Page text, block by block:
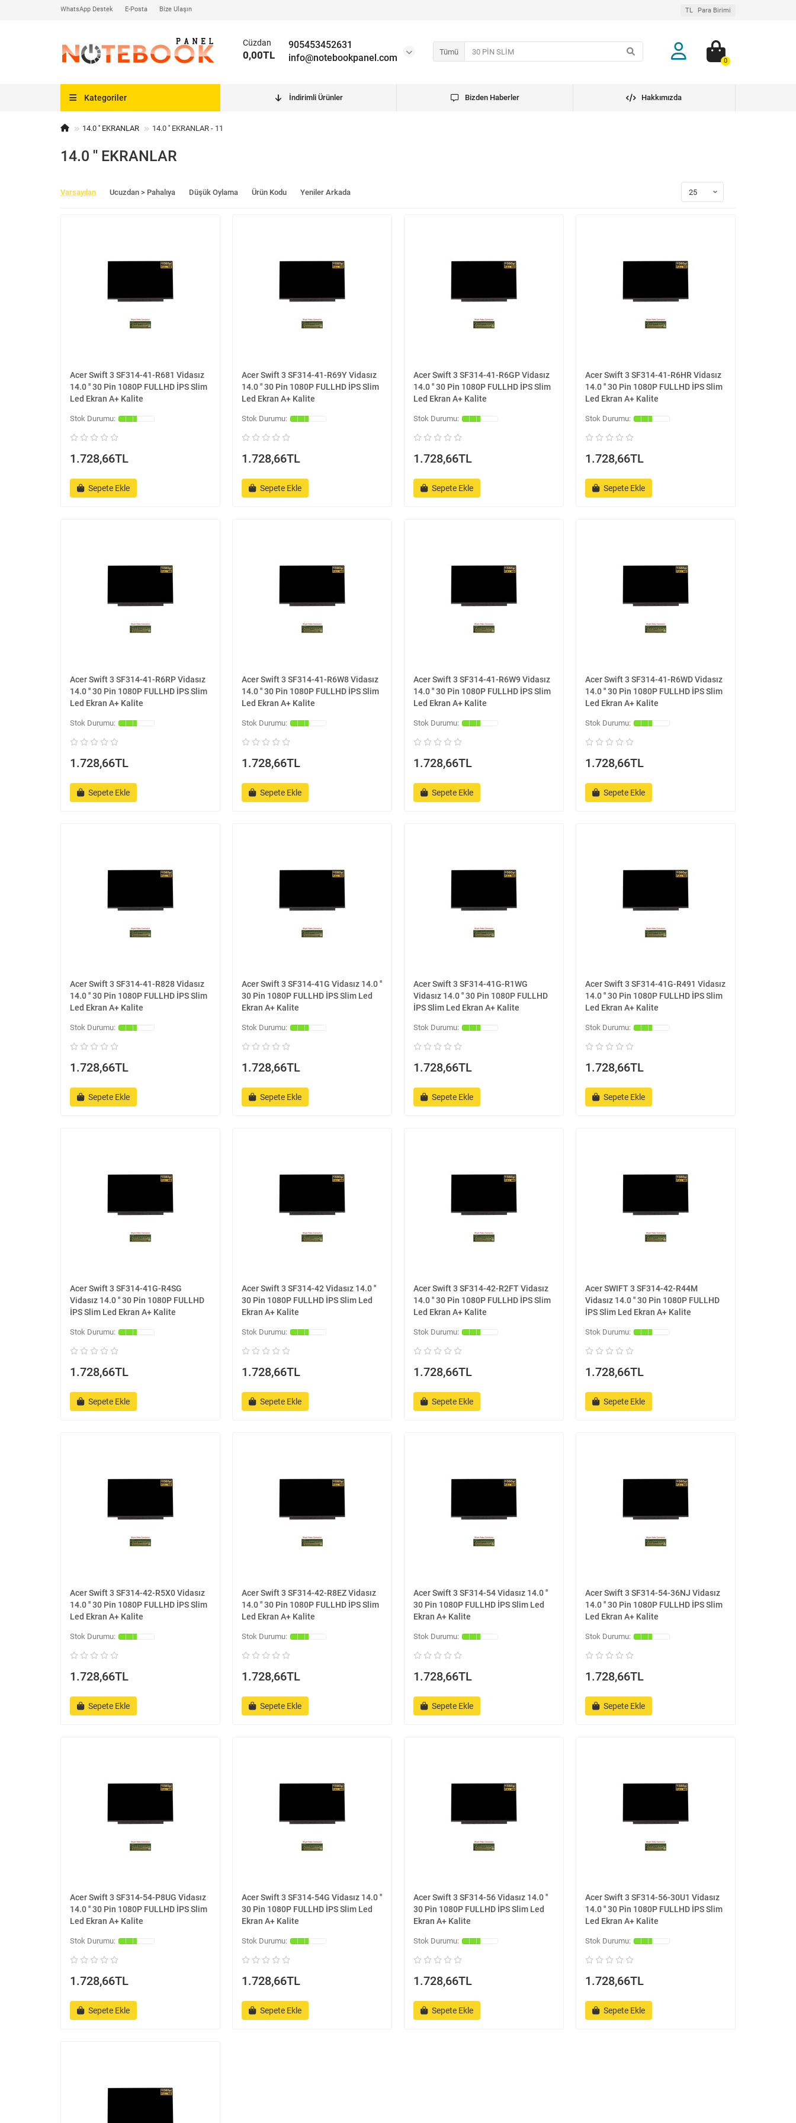
WhatsApp Destek E-Posta Bize Ulaşın TL Para Birimi
Tümü
905453452631
info@notebookpanel.com
Cüzdan
0,00TL 0
Kategoriler İndirimli Ürünler Bizden Haberler Hakkımızda
14.0 '' EKRANLAR 14.0 '' EKRANLAR - 11
14.0 '' EKRANLAR
Varsayılan Ucuzdan > Pahalıya Düşük Oylama Ürün Kodu Yeniler Arkada
Acer Swift 3 SF314-41-R681 Vidasız
14.0 '' 30 Pin 1080P FULLHD İPS Slim
Led Ekran A+ Kalite
1.728,66TL
Sepete Ekle
Acer Swift 3 SF314-41-R69Y Vidasız
14.0 '' 30 Pin 1080P FULLHD İPS Slim
Led Ekran A+ Kalite
1.728,66TL
Sepete Ekle
Acer Swift 3 SF314-41-R6GP Vidasız
14.0 '' 30 Pin 1080P FULLHD İPS Slim
Led Ekran A+ Kalite
1.728,66TL
Sepete Ekle
Acer Swift 3 SF314-41-R6HR Vidasız
14.0 '' 30 Pin 1080P FULLHD İPS Slim
Led Ekran A+ Kalite
1.728,66TL
Sepete Ekle
Acer Swift 3 SF314-41-R6RP Vidasız
14.0 '' 30 Pin 1080P FULLHD İPS Slim
Led Ekran A+ Kalite
1.728,66TL
Sepete Ekle
Acer Swift 3 SF314-41-R6W8 Vidasız
14.0 '' 30 Pin 1080P FULLHD İPS Slim
Led Ekran A+ Kalite
1.728,66TL
Sepete Ekle
Acer Swift 3 SF314-41-R6W9 Vidasız
14.0 '' 30 Pin 1080P FULLHD İPS Slim
Led Ekran A+ Kalite
1.728,66TL
Sepete Ekle
Acer Swift 3 SF314-41-R6WD Vidasız
14.0 '' 30 Pin 1080P FULLHD İPS Slim
Led Ekran A+ Kalite
1.728,66TL
Sepete Ekle
Acer Swift 3 SF314-41-R828 Vidasız
14.0 '' 30 Pin 1080P FULLHD İPS Slim
Led Ekran A+ Kalite
1.728,66TL
Sepete Ekle
Acer Swift 3 SF314-41G Vidasız 14.0 ''
30 Pin 1080P FULLHD İPS Slim Led
Ekran A+ Kalite
1.728,66TL
Sepete Ekle
Acer Swift 3 SF314-41G-R1WG
Vidasız 14.0 '' 30 Pin 1080P FULLHD
İPS Slim Led Ekran A+ Kalite
1.728,66TL
Sepete Ekle
Acer Swift 3 SF314-41G-R491 Vidasız
14.0 '' 30 Pin 1080P FULLHD İPS Slim
Led Ekran A+ Kalite
1.728,66TL
Sepete Ekle
Acer Swift 3 SF314-41G-R4SG
Vidasız 14.0 '' 30 Pin 1080P FULLHD
İPS Slim Led Ekran A+ Kalite
1.728,66TL
Sepete Ekle
Acer Swift 3 SF314-42 Vidasız 14.0 ''
30 Pin 1080P FULLHD İPS Slim Led
Ekran A+ Kalite
1.728,66TL
Sepete Ekle
Acer Swift 3 SF314-42-R2FT Vidasız
14.0 '' 30 Pin 1080P FULLHD İPS Slim
Led Ekran A+ Kalite
1.728,66TL
Sepete Ekle
Acer SWIFT 3 SF314-42-R44M
Vidasız 14.0 '' 30 Pin 1080P FULLHD
İPS Slim Led Ekran A+ Kalite
1.728,66TL
Sepete Ekle
Acer Swift 3 SF314-42-R5X0 Vidasız
14.0 '' 30 Pin 1080P FULLHD İPS Slim
Led Ekran A+ Kalite
1.728,66TL
Sepete Ekle
Acer Swift 3 SF314-42-R8EZ Vidasız
14.0 '' 30 Pin 1080P FULLHD İPS Slim
Led Ekran A+ Kalite
1.728,66TL
Sepete Ekle
Acer Swift 3 SF314-54 Vidasız 14.0 ''
30 Pin 1080P FULLHD İPS Slim Led
Ekran A+ Kalite
1.728,66TL
Sepete Ekle
Acer Swift 3 SF314-54-36NJ Vidasız
14.0 '' 30 Pin 1080P FULLHD İPS Slim
Led Ekran A+ Kalite
1.728,66TL
Sepete Ekle
Acer Swift 3 SF314-54-P8UG Vidasız
14.0 '' 30 Pin 1080P FULLHD İPS Slim
Led Ekran A+ Kalite
1.728,66TL
Sepete Ekle
Acer Swift 3 SF314-54G Vidasız 14.0 ''
30 Pin 1080P FULLHD İPS Slim Led
Ekran A+ Kalite
1.728,66TL
Sepete Ekle
Acer Swift 3 SF314-56 Vidasız 14.0 ''
30 Pin 1080P FULLHD İPS Slim Led
Ekran A+ Kalite
1.728,66TL
Sepete Ekle
Acer Swift 3 SF314-56-30U1 Vidasız
14.0 '' 30 Pin 1080P FULLHD İPS Slim
Led Ekran A+ Kalite
1.728,66TL
Sepete Ekle